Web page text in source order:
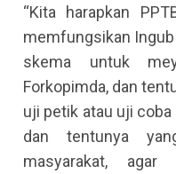
“Kita harapkan
memfungsikan
skema untuk
Forkopimda, dan
uji petik atau uji coba
dan tentunya
masyarakat,